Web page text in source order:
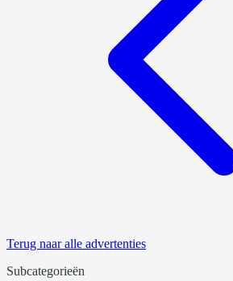
Terug naar alle advertenties
Subcategorieën